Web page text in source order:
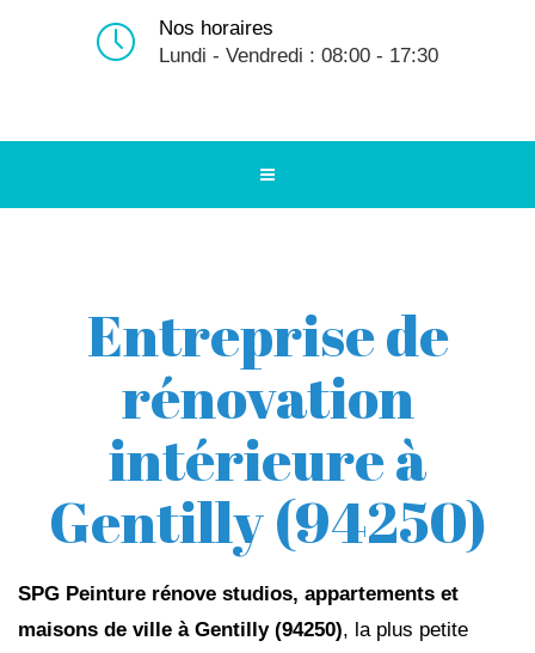
Nos horaires
Lundi - Vendredi : 08:00 - 17:30
Entreprise de
rénovation
intérieure à
Gentilly (94250)
SPG Peinture rénove studios, appartements et
maisons de ville à Gentilly (94250), la plus petite